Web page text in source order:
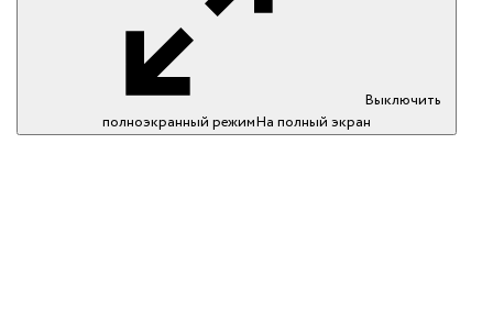
Выключить
полноэкранный режимНа полный экран